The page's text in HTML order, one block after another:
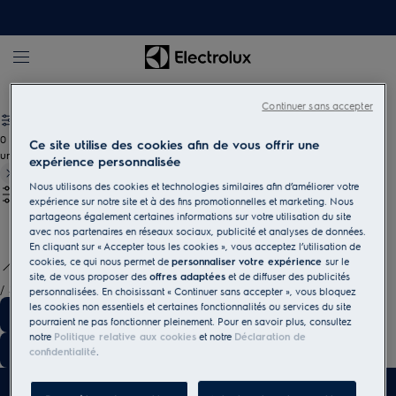
0
undefined
/ 3
Ce site utilise des cookies afin de vous offrir une
expérience personnalisée
Nous utilisons des cookies et technologies similaires afin d’améliorer votre
expérience sur notre site et à des fins promotionnelles et marketing. Nous
partageons également certaines informations sur votre utilisation du site
avec nos partenaires en réseaux sociaux, publicité et analyses de données.
En cliquant sur « Accepter tous les cookies », vous acceptez l’utilisation de
cookies, ce qui nous permet depersonnaliser votre expériencesur le
site, de vous proposer desoffres adaptées et de diffuser des publicités
personnalisées. En choisissant « Continuer sans accepter », vous bloquez
les cookies non essentiels et certaines fonctionnalités ou services du site
pourraient ne pas fonctionner pleinement. Pour en savoir plus, consultez
notre Politique relative aux cookies et notre Déclaration de
confidentialité.
Continuer sans accepter